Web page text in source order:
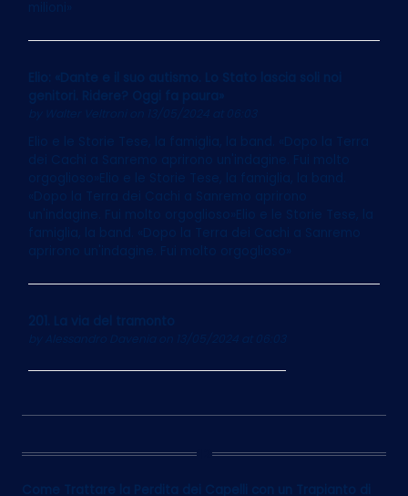
Elio: «Dante e il suo autismo. Lo Stato lascia soli noi
genitori. Ridere? Oggi fa paura»
Walter Veltroni on 13/05/2024 at 06:03
Elio e le Storie Tese, la famiglia, la band. «Dopo la Terra
dei Cachi a Sanremo aprirono un'indagine. Fui molto
orgoglioso»Elio e le Storie Tese, la famiglia, la band.
«Dopo la Terra dei Cachi a Sanremo aprirono
un'indagine. Fui molto orgoglioso»Elio e le Storie Tese, la
famiglia, la band. «Dopo la Terra dei Cachi a Sanremo
aprirono un'indagine. Fui molto orgoglioso»
201. La via del tramonto
on 13/05/2024 at 06:03
12
Come Trattare la Perdita dei Capelli con un Trapianto di